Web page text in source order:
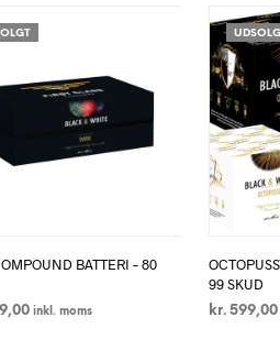
BATTERI – 80
inkl. moms
99 SKUD
kr. 599,00